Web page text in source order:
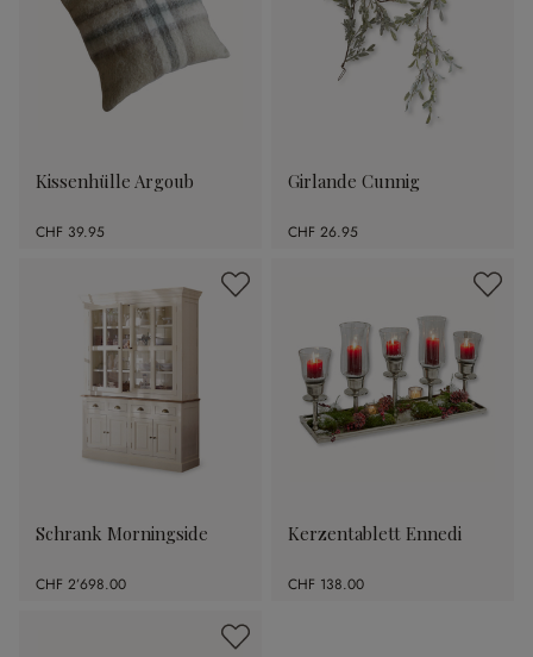
Kissenhülle Argoub
CHF 39.95
Girlande Cunnig
CHF 26.95
Schrank Morningside
CHF 2’698.00
Kerzentablett Ennedi
CHF 138.00